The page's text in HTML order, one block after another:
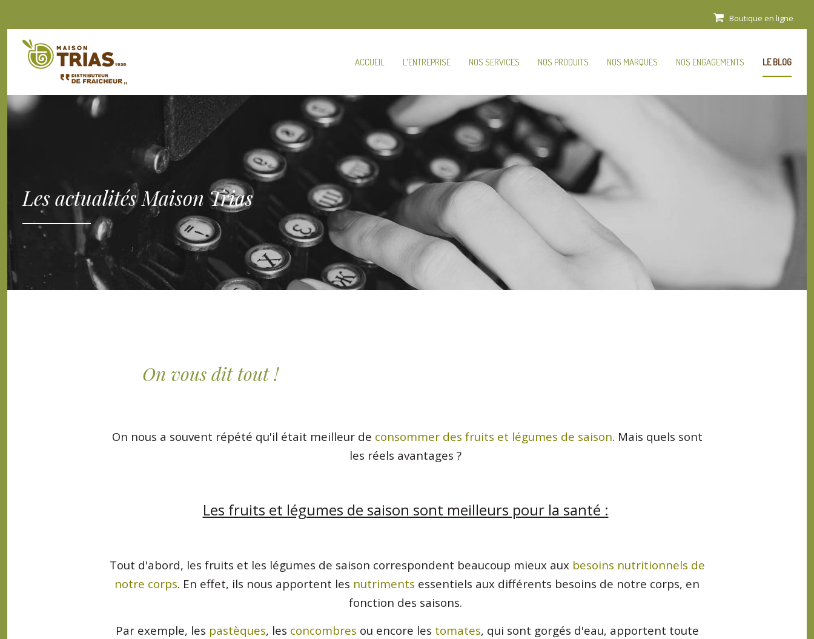
Boutique en ligne
ACCUEIL L'ENTREPRISE NOS SERVICES NOS PRODUITS NOS MARQUES NOS ENGAGEMENTS LE BLOG
Les actualités Maison Trias
On vous dit tout !
On nous a souvent répété qu'il était meilleur de consommer des fruits et légumes de saison. Mais quels sont
les réels avantages ?
Les fruits et légumes de saison sont meilleurs pour la santé :
Tout d'abord, les fruits et les légumes de saison correspondent beaucoup mieux aux besoins nutritionnels de
notre corps. En effet, ils nous apportent les nutriments essentiels aux différents besoins de notre corps, en
fonction des saisons.
Par exemple, les pastèques, les concombres ou encore les tomates, qui sont gorgés d'eau, apportent toute